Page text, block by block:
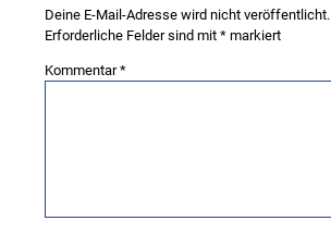
Deine E-Mail-Adresse wird nicht veröffentlicht.
Erforderliche Felder sind mit * markiert
Kommentar*